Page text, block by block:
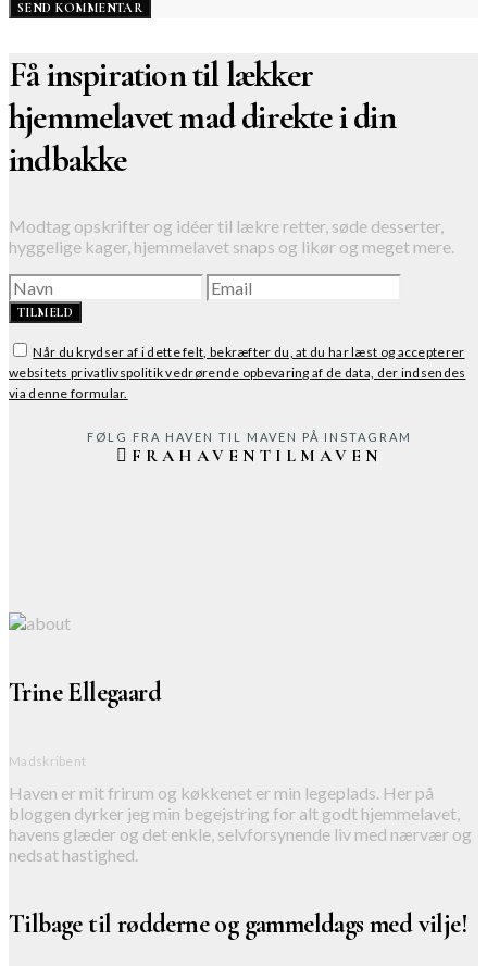
Få inspiration til lækker
hjemmelavet mad direkte i din
indbakke
Modtag opskrifter og idéer til lækre retter, søde desserter,
hyggelige kager, hjemmelavet snaps og likør og meget mere.
TILMELD
Når du krydser af i dette felt, bekræfter du, at du har læst og accepterer
websitets privatlivspolitik vedrørende opbevaring af de data, der indsendes
via denne formular.
FRAHAVENTILMAVEN
FØLG FRA HAVEN TIL MAVEN PÅ INSTAGRAM
Trine Ellegaard
Madskribent
Haven er mit frirum og køkkenet er min legeplads. Her på
bloggen dyrker jeg min begejstring for alt godt hjemmelavet,
havens glæder og det enkle, selvforsynende liv med nærvær og
nedsat hastighed.
Tilbage til rødderne og gammeldags med vilje!